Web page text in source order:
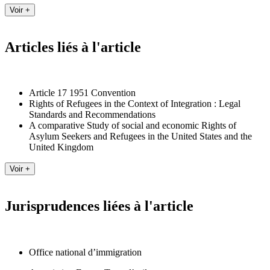
Articles liés à l'article
Article 17 1951 Convention
Rights of Refugees in the Context of Integration : Legal
Standards and Recommendations
A comparative Study of social and economic Rights of
Asylum Seekers and Refugees in the United States and the
United Kingdom
Jurisprudences liées à l'article
Office national d’immigration